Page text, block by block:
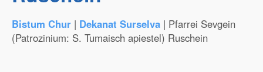
Bistum Chur | Dekanat Surselva | Pfarrei Sevgein
(Patrozinium: S. Tumaisch apiestel) Ruschein